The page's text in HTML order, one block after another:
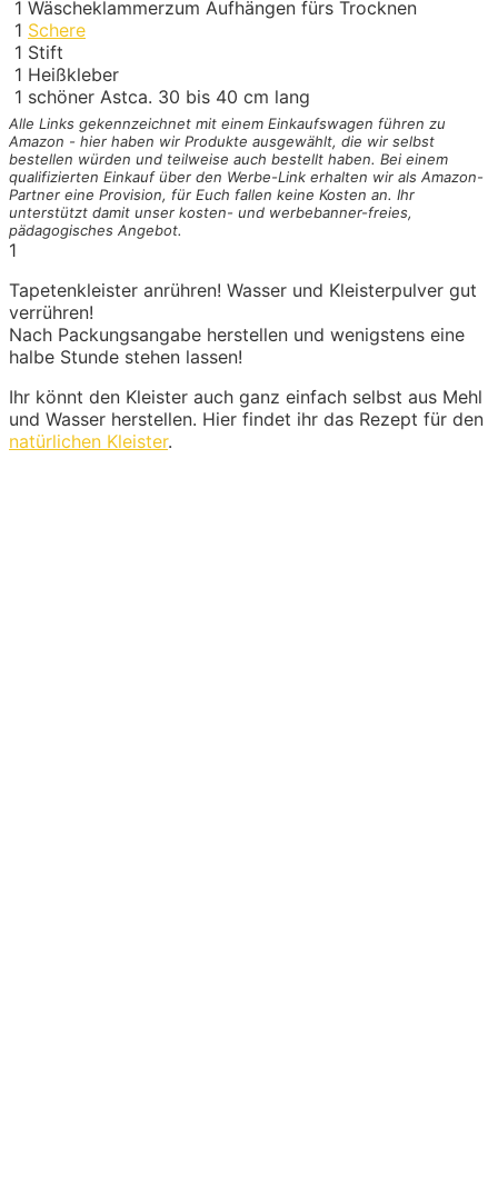
1 Wäscheklammerzum Aufhängen fürs Trocknen
1 Schere
1 Stift
1 Heißkleber
1 schöner Astca. 30 bis 40 cm lang
Alle Links gekennzeichnet mit einem Einkaufswagen führen zu
Amazon - hier haben wir Produkte ausgewählt, die wir selbst
bestellen würden und teilweise auch bestellt haben. Bei einem
qualifizierten Einkauf über den Werbe-Link erhalten wir als Amazon-
Partner eine Provision, für Euch fallen keine Kosten an. Ihr
unterstützt damit unser kosten- und werbebanner-freies,
pädagogisches Angebot.
1
Tapetenkleister anrühren! Wasser und Kleisterpulver gut
verrühren!
Nach Packungsangabe herstellen und wenigstens eine
halbe Stunde stehen lassen!
Ihr könnt den Kleister auch ganz einfach selbst aus Mehl
und Wasser herstellen. Hier findet ihr das Rezept für den
natürlichen Kleister.